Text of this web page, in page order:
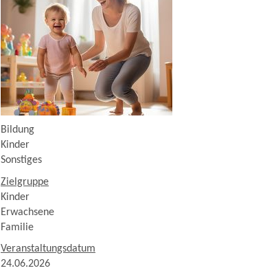
Bildung
Kinder
Sonstiges
Zielgruppe
Kinder
Erwachsene
Familie
Veranstaltungsdatum
24.06.2026